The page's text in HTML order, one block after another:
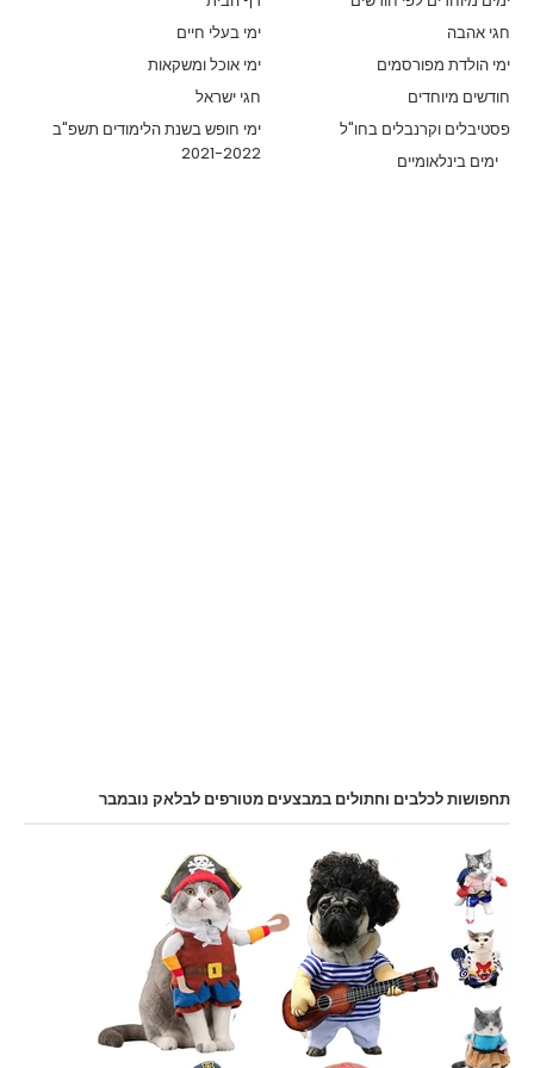
ימי בעלי חיים
חגי אהבה
ימי אוכל ומשקאות
ימי הולדת מפורסמים
חגי ישראל
חודשים מיוחדים
ימי חופש בשנת הלימודים תשפ"ב
2021-2022
פסטיבלים וקרנבלים בחו"ל
ימים בינלאומיים
תחפושות לכלבים וחתולים במבצעים מטורפים לבלאק נובמבר